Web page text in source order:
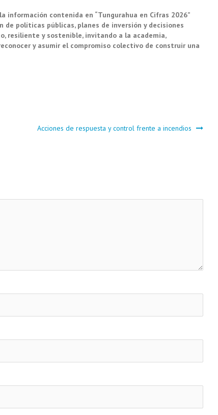
información contenida en “Tungurahua en Cifras 2026”
políticas públicas, planes de inversión y decisiones
resiliente y sostenible, invitando a la academia,
y asumir el compromiso colectivo de construir una
Acciones de respuesta y control frente a incendios